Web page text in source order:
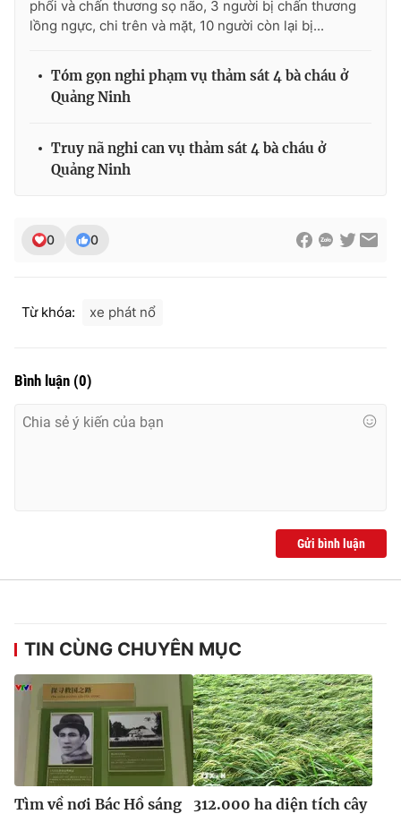
Ðiện thoại Thời báo VTV: 024.66 897 897
Email:toasoan@vtv.vn
® Cấm sao chép dưới mọi hình thức nếu không có sự chấp
phổi và chấn thương sọ não, 3 người bị chấn thương
lồng ngực, chi trên và mặt, 10 người còn lại bị...
Tóm gọn nghi phạm vụ thảm sát 4 bà cháu ở
Quảng Ninh
Truy nã nghi can vụ thảm sát 4 bà cháu ở
Quảng Ninh
0 0
Từ khóa: xe phát nổ
Bình luận (0)
Gửi bình luận
TIN CÙNG CHUYÊN MỤC
Tìm về nơi Bác Hồ sáng
312.000 ha diện tích cây